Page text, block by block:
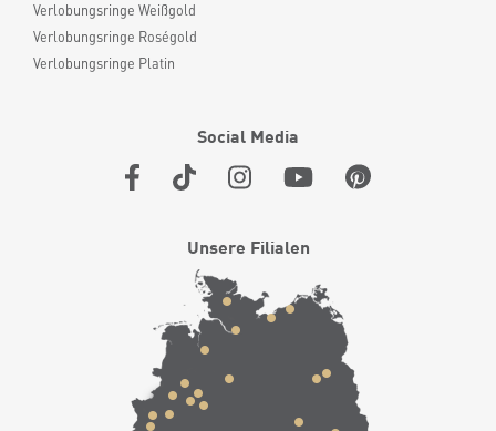
Verlobungsringe Weißgold
Verlobungsringe Roségold
Verlobungsringe Platin
Social Media
Unsere Filialen